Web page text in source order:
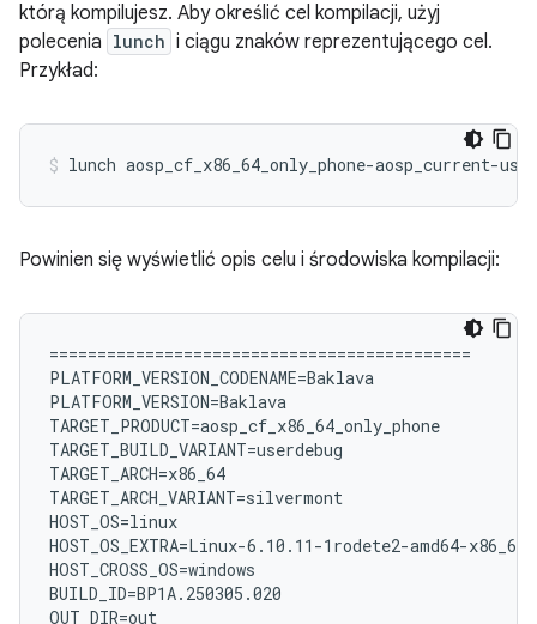
którą kompilujesz. Aby określić cel kompilacji, użyj
polecenia lunch i ciągu znaków reprezentującego cel.
Przykład:
lunch aosp_cf_x86_64_only_phone-aosp_current-
Powinien się wyświetlić opis celu i środowiska kompilacji:
============================================
PLATFORM_VERSION_CODENAME=Baklava
PLATFORM_VERSION=Baklava
TARGET_PRODUCT=aosp_cf_x86_64_only_phone
TARGET_BUILD_VARIANT=userdebug
TARGET_ARCH=x86_64
TARGET_ARCH_VARIANT=silvermont
HOST_OS=linux
HOST_OS_EXTRA=Linux-6.10.11-1rodete2-amd64-
HOST_CROSS_OS=windows
BUILD_ID=BP1A.250305.020
OUT_DIR=out